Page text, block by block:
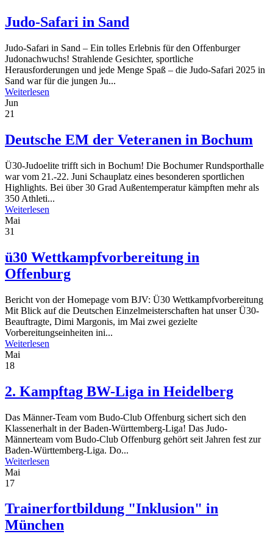
Judo-Safari in Sand
Judo-Safari in Sand – Ein tolles Erlebnis für den Offenburger
Judonachwuchs! Strahlende Gesichter, sportliche
Herausforderungen und jede Menge Spaß – die Judo-Safari 2025 in
Sand war für die jungen Ju...
Weiterlesen
Jun
21
Deutsche EM der Veteranen in Bochum
Ü30-Judoelite trifft sich in Bochum! Die Bochumer Rundsporthalle
war vom 21.-22. Juni Schauplatz eines besonderen sportlichen
Highlights. Bei über 30 Grad Außentemperatur kämpften mehr als
350 Athleti...
Weiterlesen
Mai
31
ü30 Wettkampfvorbereitung in
Offenburg
Bericht von der Homepage vom BJV: Ü30 Wettkampfvorbereitung
Mit Blick auf die Deutschen Einzelmeisterschaften hat unser Ü30-
Beauftragte, Dimi Margonis, im Mai zwei gezielte
Vorbereitungseinheiten ini...
Weiterlesen
Mai
18
2. Kampftag BW-Liga in Heidelberg
Das Männer-Team vom Budo-Club Offenburg sichert sich den
Klassenerhalt in der Baden-Württemberg-Liga! Das Judo-
Männerteam vom Budo-Club Offenburg gehört seit Jahren fest zur
Baden-Württemberg-Liga. Do...
Weiterlesen
Mai
17
Trainerfortbildung "Inklusion" in
München